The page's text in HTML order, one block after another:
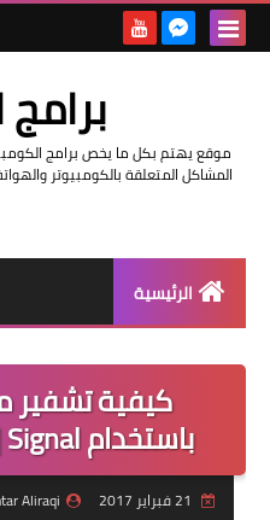
برامج
موقع يهتم بكل ما يخص برامج
المشاكل المتعلقة بالكومبيوتر
الرئيسية
كيفية تشفير
باستخدام Signal | اندرويد- ايفون |
Aliraqi